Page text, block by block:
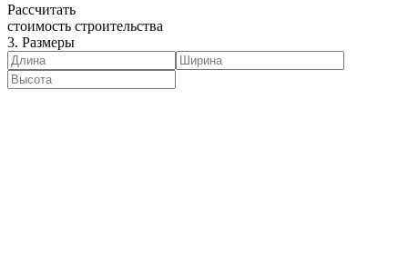
Рассчитать
стоимость строительства
3. Размеры